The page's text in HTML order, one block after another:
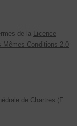
de la
Licence
Mêmes Conditions 2.0
de Chartres (F.